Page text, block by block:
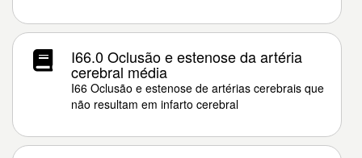
I66.0 Oclusão e estenose da artéria
cerebral média
I66 Oclusão e estenose de artérias cerebrais que
não resultam em infarto cerebral